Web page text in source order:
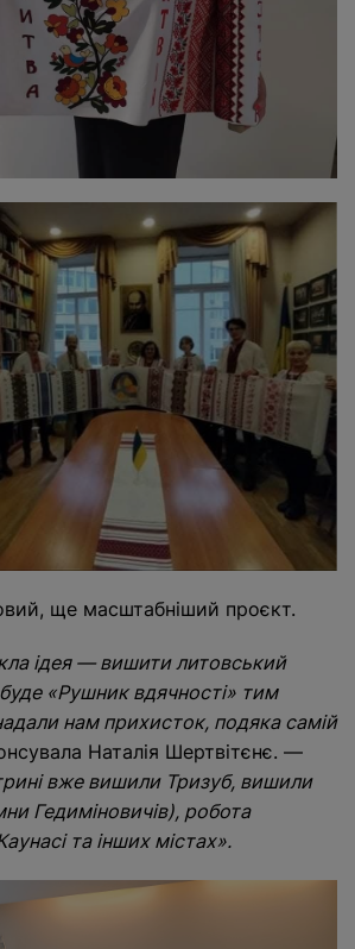
ще масштабніший проєкт.
ідея — вишити литовський
«Рушник вдячності» тим
нам прихисток, подяка самій
Наталія Шертвітєнє. —
вже вишили Тризуб, вишили
Гедиміновичів), робота
та інших містах».